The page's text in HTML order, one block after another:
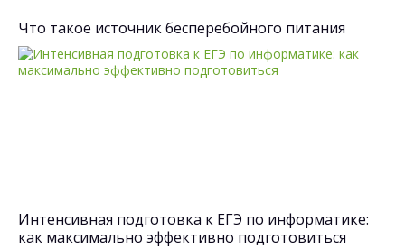
Что такое источник бесперебойного питания
Интенсивная подготовка к ЕГЭ по информатике:
как максимально эффективно подготовиться